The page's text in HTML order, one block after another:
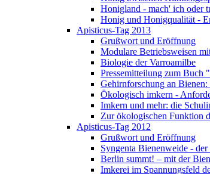
Honigland - mach' ich oder
Honig und Honigqualität -
Apisticus-Tag 2013
Grußwort und Eröffnung
Modulare Betriebsweisen
Biologie der Varroamilbe
Pressemitteilung zum Buch
Gehirnforschung an
Ökologisch imkern -
Imkern und mehr: die
Zur ökologischen Funktion
Apisticus-Tag 2012
Grußwort und Eröffnung
Syngenta Bienenweide -
Berlin summt! – mit der
Imkerei im Spannungsfeld